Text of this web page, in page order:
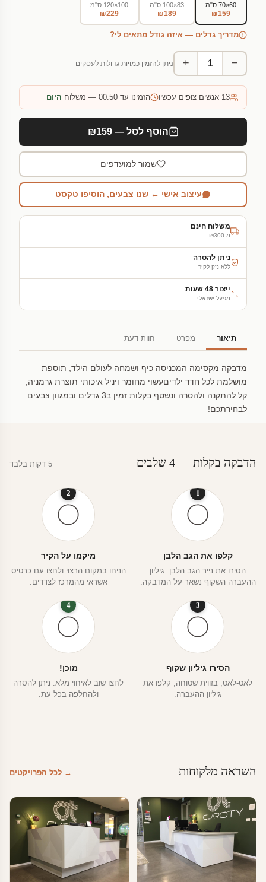
60×70 ס"מ
₪159
83×100 ס"מ
₪189
100×120 ס"מ
₪229
מדריך גדלים — איזה גודל מתאים לי?
−
+ ניתן להזמין כמויות גדולות לעסקים
13 אנשים צופים עכשיו הזמינו עד 00:50 — משלוח היום
הוסף לסל — ₪159
שמור למועדפים
עיצוב אישי ← שנו צבעים, הוסיפו טקסט
משלוח חינם
מ-₪300
ניתן להסרה
ללא נזק לקיר
ייצור 48 שעות
מפעל ישראלי
תיאור מפרט חוות דעת
מדבקה מקסימה המכניסה כיף ושמחה לעולם הילד, תוספת
מושלמת לכל חדר ילדיםעשוי מחומר ויניל איכותי תוצרת גרמניה,
קל להתקנה ולהסרה ונשטף בקלות.זמין ב3 גדלים ובמגוון צבעים
לבחירתכם!
הדבקה בקלות — 4 שלבים 5 דקות בלבד
1
קלפו את הגב הלבן
הסירו את נייר הגב הלבן. גיליון
ההעברה השקוף נשאר על המדבקה.
2
מיקמו על הקיר
הניחו במקום הרצוי ולחצו עם כרטיס
אשראי מהמרכז לצדדים.
3
הסירו גיליון שקוף
לאט-לאט, בזווית שטוחה, קלפו את
גיליון ההעברה.
4
מוכן!
לחצו שוב לאיחוי מלא. ניתן להסרה
ולהחלפה בכל עת.
השראה מלקוחות → לכל הפרויקטים